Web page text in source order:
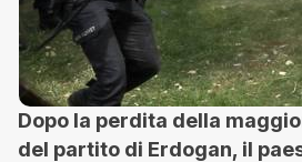
Dopo la perdita della
del partito di Erdogan, il